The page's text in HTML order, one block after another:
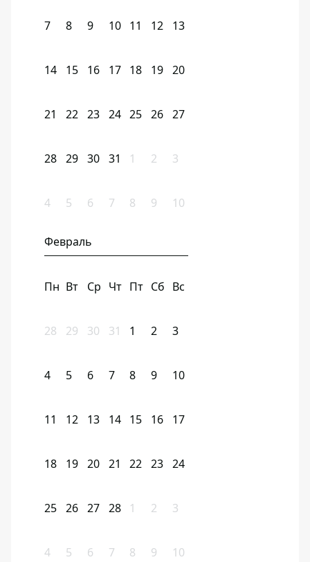
7 8 9 10 11 12 13
14 15 16 17 18 19 20
21 22 23 24 25 26 27
28 29 30 31 1 2 3
4 5 6 7 8 9 10
Февраль
Пн Вт Ср Чт Пт Сб Вс
28 29 30 31 1 2 3
4 5 6 7 8 9 10
11 12 13 14 15 16 17
18 19 20 21 22 23 24
25 26 27 28 1 2 3
4 5 6 7 8 9 10